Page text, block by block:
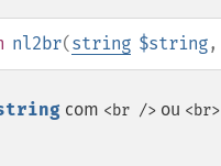
nl2br(string $string,
com <br /> ou <br>